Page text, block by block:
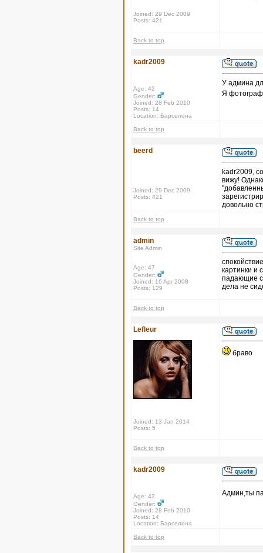
Joined: 29 Dec 2009
Posts: 421
Back to top
kadr2009
Age: 42
Gender:
Joined: 28 Feb 2010
Posts: 14
Location: Барселона
У админа
Я
Back to top
beerd
Joined: 29 Dec 2009
Posts: 421
kadr2009,
вижу!
довольно
Back to top
admin
Site Admin
Age: 47
Gender:
Joined: 16 Apr 2008
Posts: 129
картинки и
падающие
дела не
Back to top
Lefleur
Joined: 13 Jan 2014
Posts: 5
браво
Back to top
kadr2009
Age: 42
Gender:
Joined: 28 Feb 2010
Posts: 14
Location: Барселона
Админ,ты
Back to top